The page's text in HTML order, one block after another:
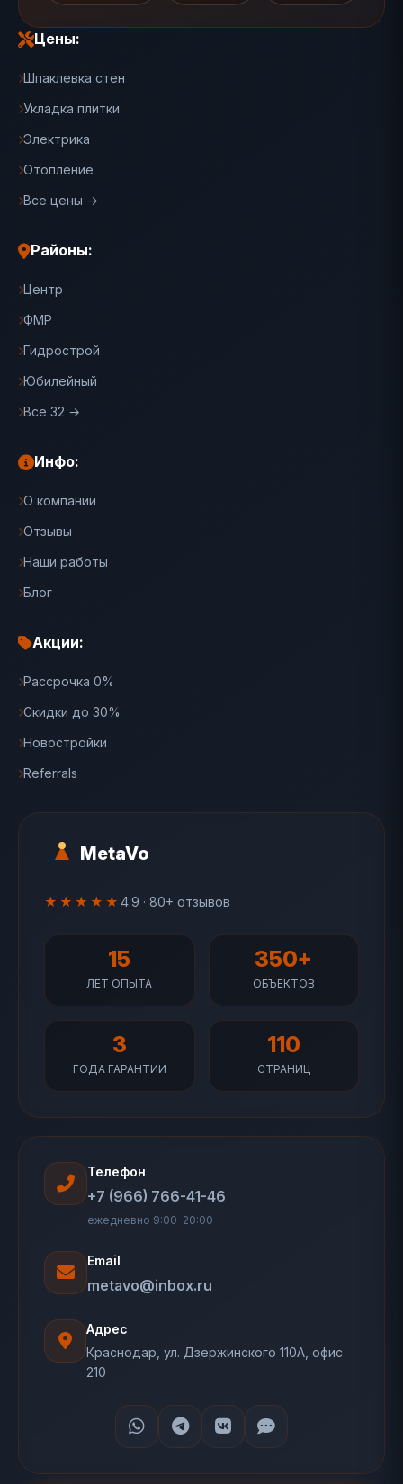
MetaVo
★★★★★ 4.9 · 80+ отзывов
15
ЛЕТ ОПЫТА
350+
ОБЪЕКТОВ
3
ГОДА ГАРАНТИИ
110
СТРАНИЦ
Цены:
Шпаклевка стен
Укладка плитки
Электрика
Отопление
Все цены →
Районы:
Центр
ФМР
Гидрострой
Юбилейный
Все 32 →
Инфо:
О компании
Отзывы
Наши работы
Блог
Акции:
Рассрочка 0%
Скидки до 30%
Новостройки
Referrals
Телефон
+7 (966) 766-41-46
ежедневно 9:00–20:00
Email
metavo@inbox.ru
Адрес
Краснодар, ул. Дзержинского 110А, офис
210